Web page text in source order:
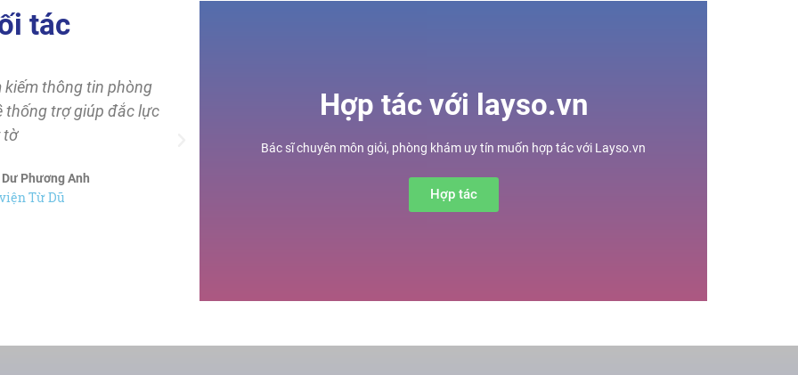
tác
kiếm thông tin phòng
thống trợ giúp đắc lực
tờ
Phương Anh
Từ Dũ
Hợp tác với layso.vn
Bác sĩ chuyên môn giỏi, phòng khám uy tín muốn hợp tác với Layso.vn
Hợp tác